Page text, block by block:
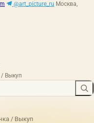
@art_picture_ru Москва,
Выкуп
/ Выкуп